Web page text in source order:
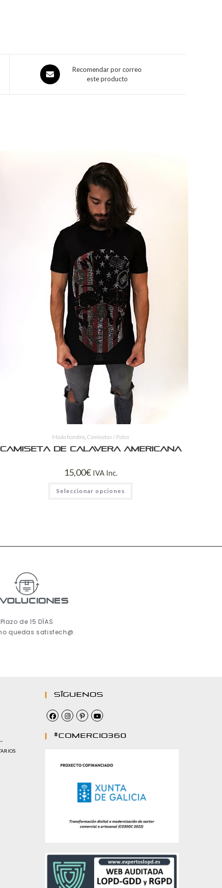
Recomendar por correo
este producto
Moda hombre, Camisetas / Polos
Camiseta de calavera americana
15,00€ IVA Inc.
Seleccionar opciones
Plazo de 15 DÍAS
quedas satisfech@.
Síguenos
#comercio360